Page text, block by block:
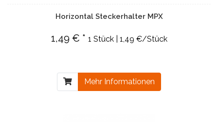
Horizontal Steckerhalter MPX
1,49 € * 1 Stück | 1,49 €/Stück
Mehr Informationen